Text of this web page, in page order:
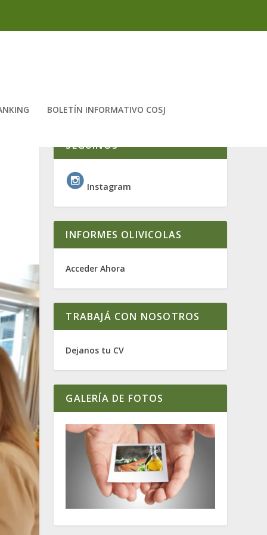
BOLETÍN INFORMATIVO COSJ
SEGUINOS
Instagram
INFORMES OLIVICOLAS
Acceder Ahora
TRABAJÁ CON NOSOTROS
Dejanos tu CV
GALERÍA DE FOTOS